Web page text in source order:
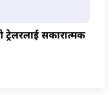
ट्रेलरलाई सकारात्मक